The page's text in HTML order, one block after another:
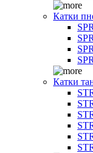
Катки
Катки